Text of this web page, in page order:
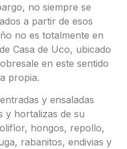
no siempre se
a partir de esos
no es totalmente en
Casa de Uco, ubicado
en este sentido
propia.
y ensaladas
y hortalizas de su
hongos, repollo,
rabanitos, endivias y